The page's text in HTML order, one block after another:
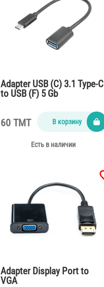
Adapter USB (C) 3.1 Type-C
to USB (F) 5 Gb
60 TMT В корзину
Есть в наличии
Adapter Display Port to
VGA